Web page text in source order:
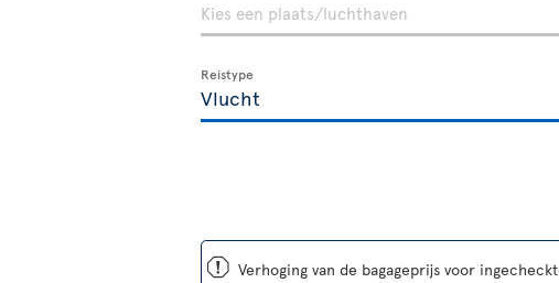
Reistype
ü Verhoging van de bagageprijs voor